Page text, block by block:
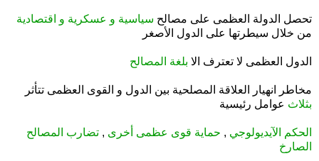
تحصل الدولة العظمى على مصالح سياسية و عسكرية و اقتصادية
من خلال سيطرتها على الدول الأصغر
الدول العظمى لا تعترف الا بلغة المصالح
مخاطر انهيار العلاقة المصلحية بين الدول و القوى العظمى تتأثر
بثلاث عوامل رئيسية
الحكم الآيديولوجي , حماية قوى عظمى أخرى , تضارب المصالح
الصارخ